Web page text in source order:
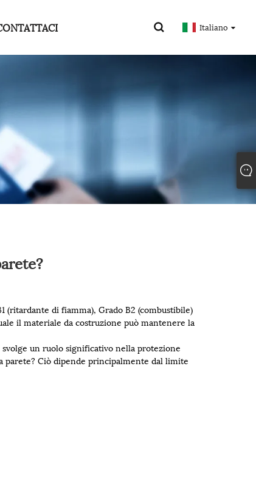
Italiano
di fiamma), Grado B2 (combustibile)
il materiale da costruzione può mantenere la
un ruolo significativo nella protezione
parete? Ciò dipende principalmente dal limite